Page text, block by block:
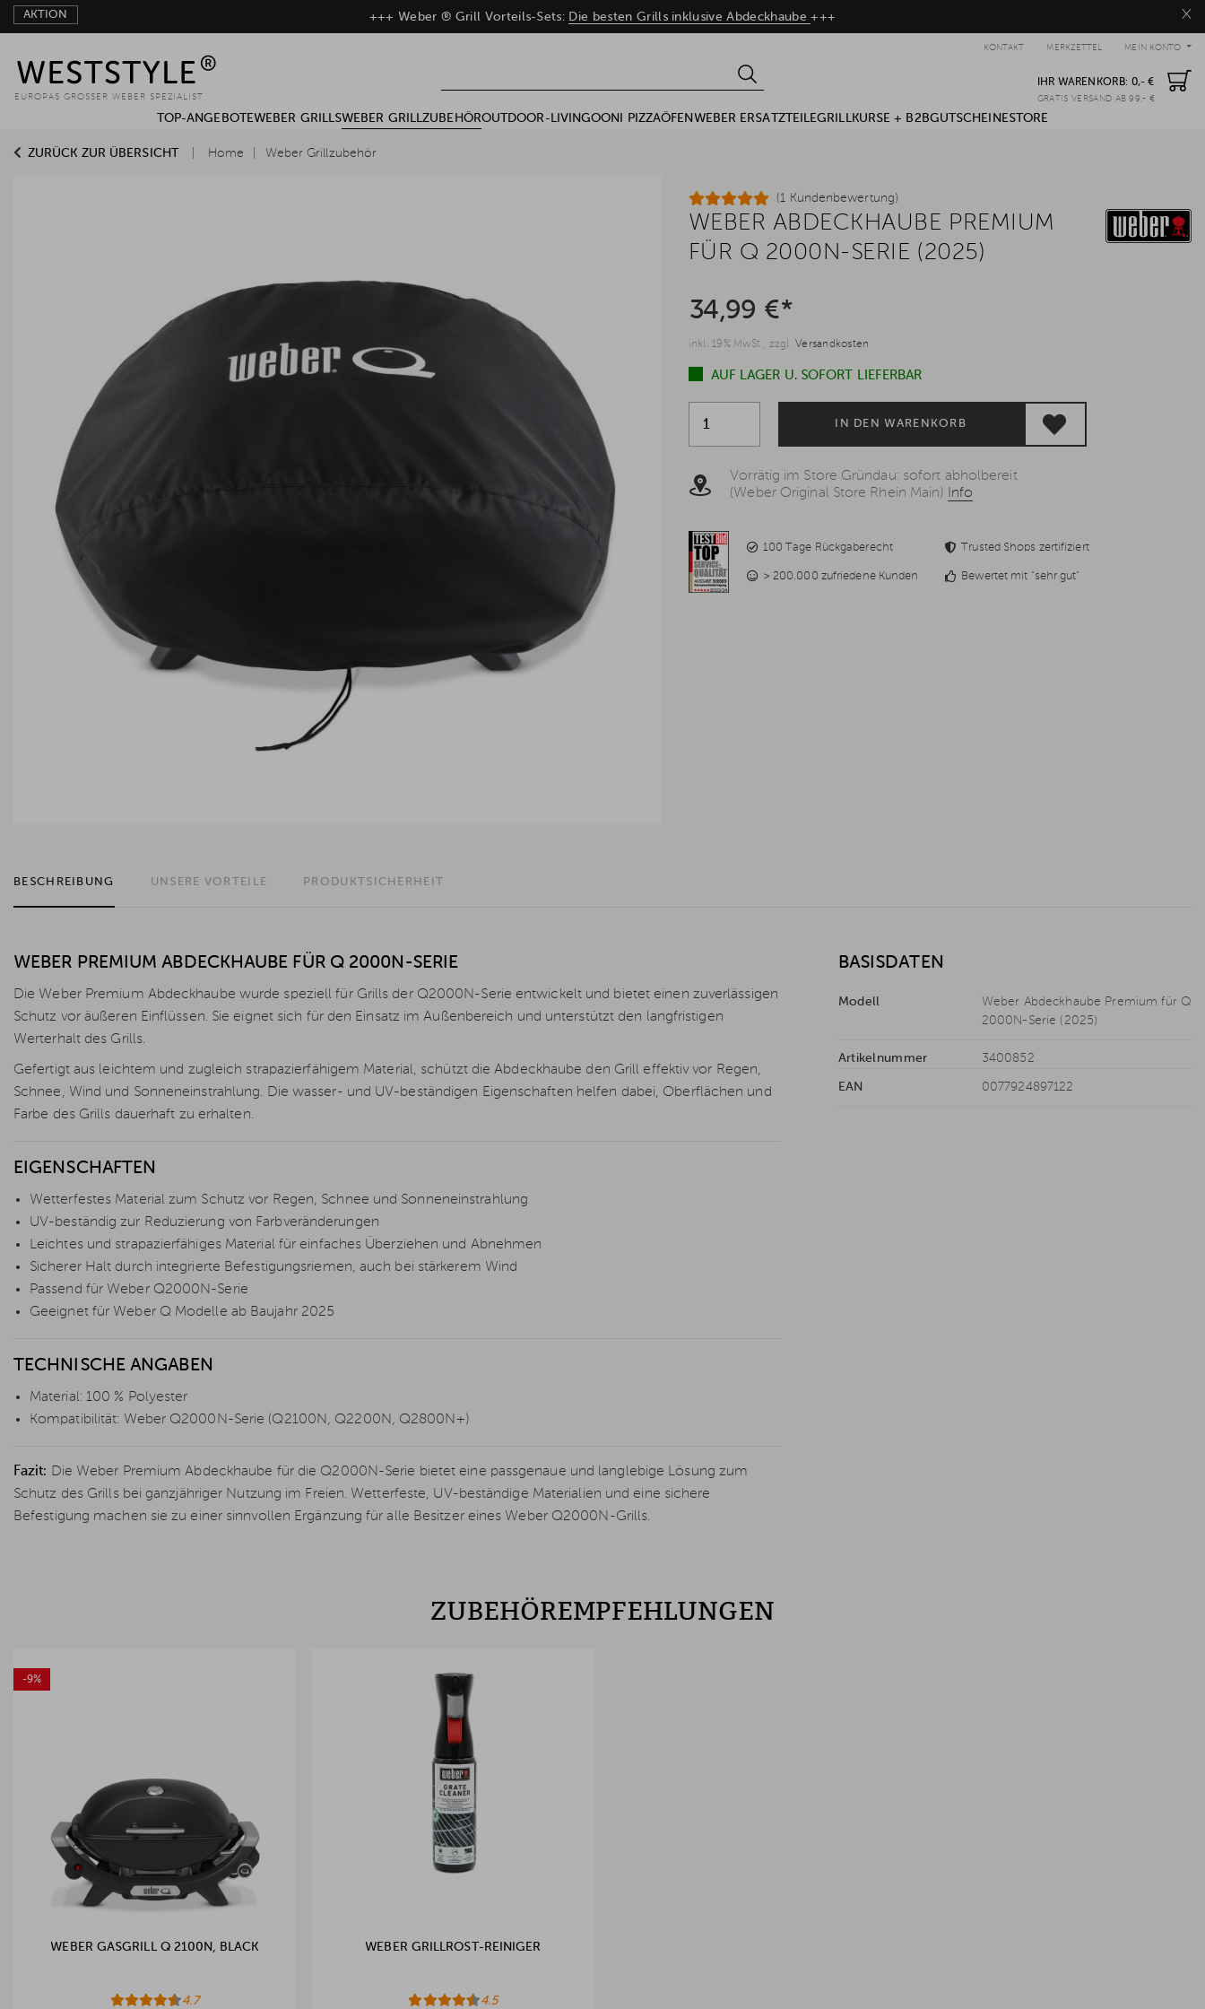
AKTION ×
+++ Weber ® Grill Vorteils-Sets: Die besten Grills inklusive Abdeckhaube+++
MEIN KONTO
MERKZETTEL
KONTAKT
IHR WARENKORB: 0,- €
GRATIS VERSAND AB 99,- €
EUROPAS GROSSER WEBER SPEZIALIST
TOP-ANGEBOTEWEBER GRILLSWEBER GRILLZUBEHÖROUTDOOR-LIVINGOONI PIZZAÖFEN WEBER ERSATZTEILEGRILLKURSE + B2BGUTSCHEINESTORE
ZURÜCK ZUR ÜBERSICHT Home Weber Grillzubehör
(1 Kundenbewertung)
WEBER ABDECKHAUBE PREMIUM
FÜR Q 2000N-SERIE (2025)
34,99 €*
inkl. 19% MwSt., zzgl.Versandkosten
AUF LAGER U. SOFORT LIEFERBAR
IN DEN WARENKORB
Vorrätig im Store Gründau: sofort abholbereit
(Weber Original Store Rhein Main)
Info
100 Tage Rückgaberecht Trusted Shops zertifiziert
> 200.000 zufriedene Kunden Bewertet mit "sehr gut"
BESCHREIBUNG UNSERE VORTEILE PRODUKTSICHERHEIT
WEBER PREMIUM ABDECKHAUBE FÜR Q 2000N-SERIE
Die Weber Premium Abdeckhaube wurde speziell für Grills der Q2000N-Serie entwickelt und bietet einen zuverlässigen
Schutz vor äußeren Einflüssen. Sie eignet sich für den Einsatz im Außenbereich und unterstützt den langfristigen
Werterhalt des Grills.
Gefertigt aus leichtem und zugleich strapazierfähigem Material, schützt die Abdeckhaube den Grill effektiv vor Regen,
Schnee, Wind und Sonneneinstrahlung. Die wasser- und UV-beständigen Eigenschaften helfen dabei, Oberflächen und
Farbe des Grills dauerhaft zu erhalten.
EIGENSCHAFTEN
Wetterfestes Material zum Schutz vor Regen, Schnee und Sonneneinstrahlung
UV-beständig zur Reduzierung von Farbveränderungen
Leichtes und strapazierfähiges Material für einfaches Überziehen und Abnehmen
Sicherer Halt durch integrierte Befestigungsriemen, auch bei stärkerem Wind
Passend für Weber Q2000N-Serie
Geeignet für Weber Q Modelle ab Baujahr 2025
TECHNISCHE ANGABEN
Material: 100 % Polyester
Kompatibilität: Weber Q2000N-Serie (Q2100N, Q2200N, Q2800N+)
Fazit: Die Weber Premium Abdeckhaube für die Q2000N-Serie bietet eine passgenaue und langlebige Lösung zum
Schutz des Grills bei ganzjähriger Nutzung im Freien. Wetterfeste, UV-beständige Materialien und eine sichere
Befestigung machen sie zu einer sinnvollen Ergänzung für alle Besitzer eines Weber Q2000N-Grills.
BASISDATEN
Modell
Weber Abdeckhaube Premium für Q
2000N-Serie (2025)
Artikelnummer 3400852
EAN 0077924897122
ZUBEHÖREMPFEHLUNGEN
-9%
WEBER GASGRILL Q 2100N, BLACK
4.7
WEBER GRILLROST-REINIGER
4.5